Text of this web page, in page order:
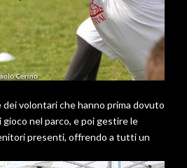
volontari che hanno prima dovuto
gioco nel parco, e poi gestire le
presenti, offrendo a tutti un